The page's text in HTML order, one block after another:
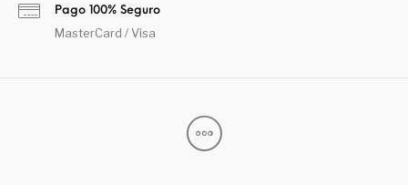
Pago 100% Seguro
MasterCard / Visa